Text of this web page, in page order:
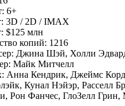
6+
3D / 2D / IMAX
$125 млн
копий: 1216
Джина Шэй, Холли
Майк Митчелл
Анна Кендрик, Джеймс
, Кунал Нэйэр, Расселл
, Рон Фанчес, ГлоЗелл Грин,